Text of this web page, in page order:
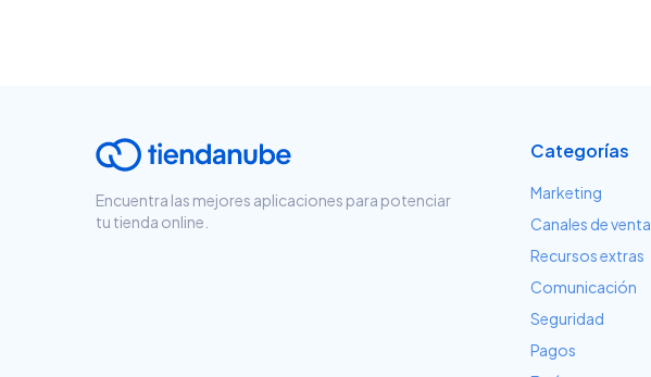
Encuentra las mejores aplicaciones para potenciar
tu tienda online.
Categorías
Marketing
Canales de venta
Recursos extras
Comunicación
Seguridad
Pagos